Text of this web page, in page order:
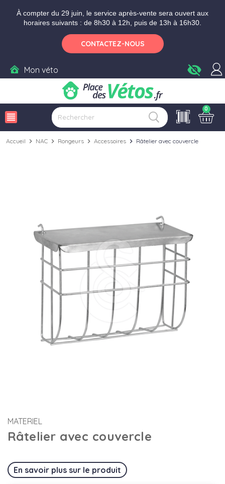
À compter du 29 juin, le service après-vente sera ouvert aux
horaires suivants : de 8h30 à 12h, puis de 13h à 16h30.
CONTACTEZ-NOUS
Mon véto visibility_off
view_headline
0
Accueil chevron_right NAC chevron_right Rongeurs chevron_right Accessoires chevron_right Râtelier avec couvercle
MATERIEL
Râtelier avec couvercle
En savoir plus sur le produit